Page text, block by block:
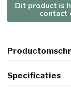
Dit product is
contact
Specificaties